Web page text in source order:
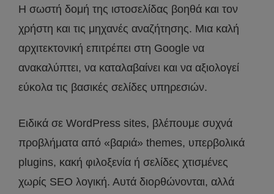
Η σωστή δομή της ιστοσελίδας βοηθά και τον
χρήστη και τις μηχανές αναζήτησης. Μια καλή
αρχιτεκτονική επιτρέπει στη Google να
ανακαλύπτει, να καταλαβαίνει και να αξιολογεί
εύκολα τις βασικές σελίδες υπηρεσιών.
Ειδικά σε WordPress sites, βλέπουμε συχνά
προβλήματα από «βαριά» themes, υπερβολικά
plugins, κακή φιλοξενία ή σελίδες χτισμένες
χωρίς SEO λογική. Αυτά διορθώνονται, αλλά